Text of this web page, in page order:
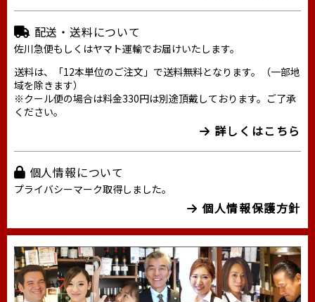
配送・送料について
佐川急便もしくはヤマト運輸でお届けいたします。
送料は、「12本単位のご注文」で送料無料となります。（一部地
域を除きます）
※クール便の場合は料金330円は別途頂戴しております。ご了承
ください。
詳しくはこちら
個人情報について
プライバシーマーク取得しました。
個人情報保護方針